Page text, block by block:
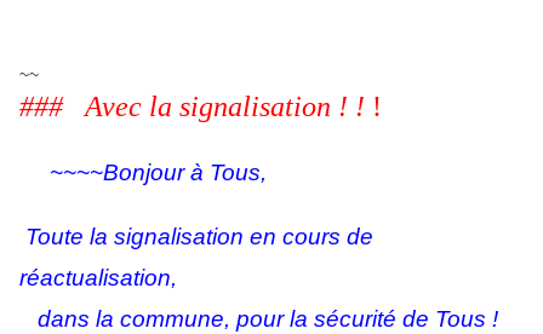
~~
### Avec la signalisation ! ! !
~~~~Bonjour à Tous,
Toute la signalisation en cours de
réactualisation,
dans la commune, pour la sécurité de Tous !